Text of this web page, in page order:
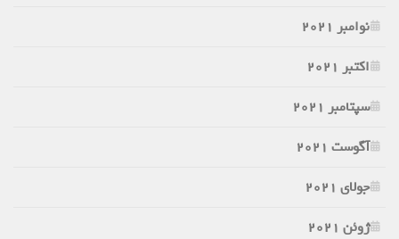
نوامبر 2021
اکتبر 2021
سپتامبر 2021
آگوست 2021
جولای 2021
ژوئن 2021